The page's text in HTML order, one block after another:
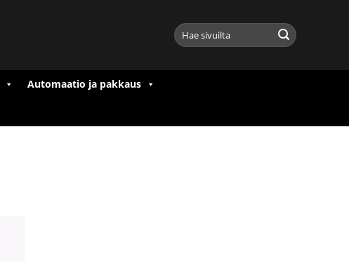
Etsi:
Automaatio ja pakkaus